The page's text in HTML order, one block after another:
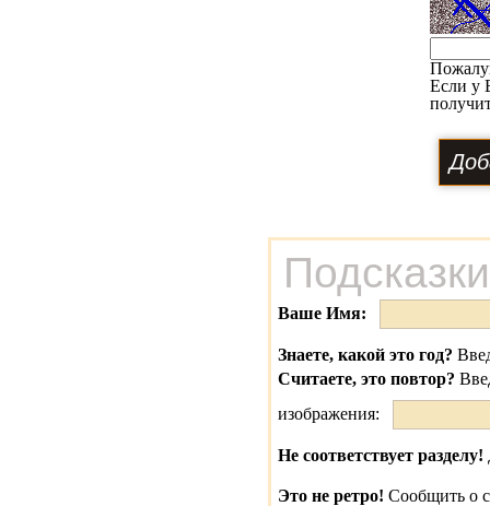
Если у
Ваше Имя:
Знаете, какой это год?
Считаете, это повтор?
изображения:
Не соответствует разделу!
Это не ретро! Сообщить о